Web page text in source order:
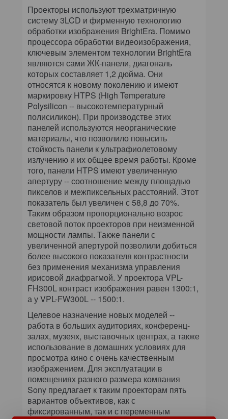
Проекторы используют трехматричную
систему 3LCD и фирменную технологию
обработки изображения BrightEra. Помимо
процессора обработки видеоизображения,
ключевым элементом технологии BrightEra
являются сами ЖК-панели, диагональ
которых составляет 1,2 дюйма. Они
относятся к новому поколению и имеют
маркировку HTPS (High Temperature
Polysilicon -- высокотемпературный
полисиликон). При производстве этих
панелей используются неорганические
материалы, что позволило повысить
стойкость панели к ультрафиолетовому
излучению и их общее время работы. Кроме
того, панели HTPS имеют увеличенную
апертуру -- соотношение между площадью
пикселов и межпиксельных расстояний. Этот
показатель был увеличен с 58,8 до 70%.
Таким образом пропорционально возрос
световой поток проекторов при неизменной
мощности лампы. Также панели с
увеличенной апертурой позволили добиться
более высокого показателя контрастности
без применения механизма управления
ирисовой диафрагмой. У проектора VPL-
FH300L контраст изображения равен 1300:1,
а у VPL-FW300L -- 1500:1.
Целевое назначение новых моделей --
работа в больших аудиториях, конференц-
залах, музеях, выставочных центрах, а также
использование в домашних условиях для
просмотра кино с очень качественным
изображением. Для эксплуатации в
помещениях разного размера компания
Sony предлагает к таким проекторам пять
вариантов объективов, как с
фиксированным, так и с переменным